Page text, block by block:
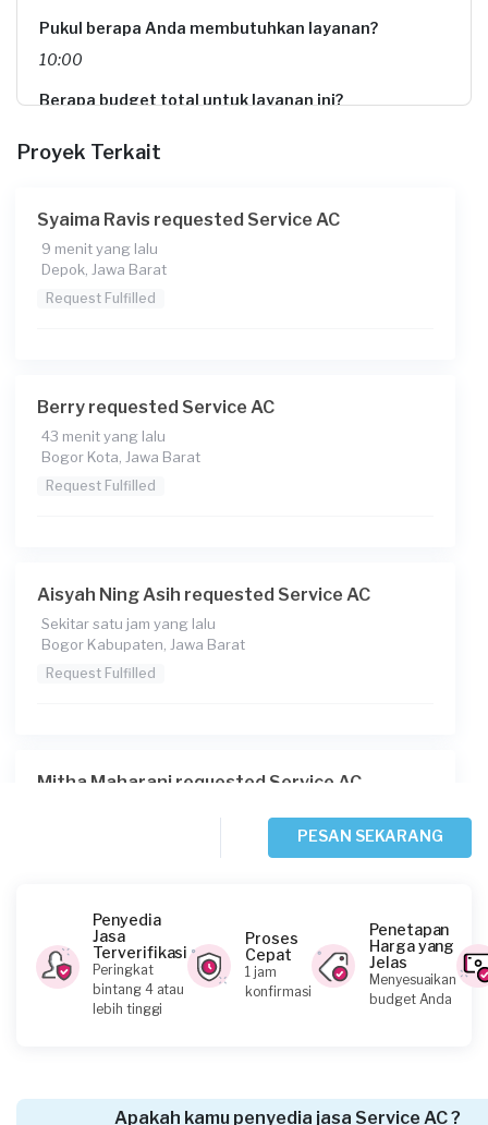
Pukul berapa Anda membutuhkan layanan?
10:00
Berapa budget total untuk layanan ini?
Proyek Terkait
Syaima Ravis requested Service AC
9 menit yang lalu
Depok, Jawa Barat
Request Fulfilled
Berry requested Service AC
43 menit yang lalu
Bogor Kota, Jawa Barat
Request Fulfilled
Aisyah Ning Asih requested Service AC
Sekitar satu jam yang lalu
Bogor Kabupaten, Jawa Barat
Request Fulfilled
Mitha Maharani requested Service AC
Vian requested Service AC
Sekitar satu jam yang lalu
Bekasi Kota, Jawa Barat
PESAN SEKARANG
Penyedia
Jasa
Terverifikasi
Peringkat
bintang 4 atau
lebih tinggi
Proses
Cepat
1 jam
konfirmasi
Penetapan
Harga yang
Jelas
Menyesuaikan
budget Anda
Apakah kamu penyedia jasa Service AC ?